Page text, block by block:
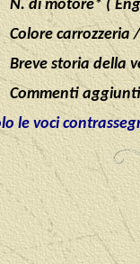
N. di motore* (
Colore
Breve storia della
Commenti
le voci